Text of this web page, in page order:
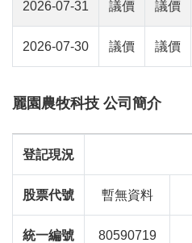
2026-07-31 議價 議價
2026-07-30 議價 議價
麗園農牧科技 公司簡介
登記現況
股票代號 暫無資料
統一編號 80590719